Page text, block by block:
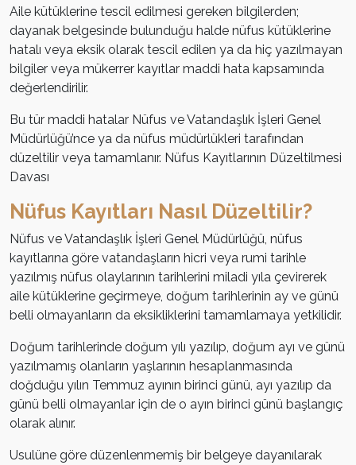
Aile kütüklerine tescil edilmesi gereken bilgilerden;
dayanak belgesinde bulunduğu halde nüfus kütüklerine
hatalı veya eksik olarak tescil edilen ya da hiç yazılmayan
bilgiler veya mükerrer kayıtlar maddi hata kapsamında
değerlendirilir.
Bu tür maddi hatalar Nüfus ve Vatandaşlık İşleri Genel
Müdürlüğü’nce ya da nüfus müdürlükleri tarafından
düzeltilir veya tamamlanır. Nüfus Kayıtlarının Düzeltilmesi
Davası
Nüfus Kayıtları Nasıl Düzeltilir?
Nüfus ve Vatandaşlık İşleri Genel Müdürlüğü, nüfus
kayıtlarına göre vatandaşların hicri veya rumi tarihle
yazılmış nüfus olaylarının tarihlerini miladi yıla çevirerek
aile kütüklerine geçirmeye, doğum tarihlerinin ay ve günü
belli olmayanların da eksikliklerini tamamlamaya yetkilidir.
Doğum tarihlerinde doğum yılı yazılıp, doğum ayı ve günü
yazılmamış olanların yaşlarının hesaplanmasında
doğduğu yılın Temmuz ayının birinci günü, ayı yazılıp da
günü belli olmayanlar için de o ayın birinci günü başlangıç
olarak alınır.
Usulüne göre düzenlenmemiş bir belgeye dayanılarak